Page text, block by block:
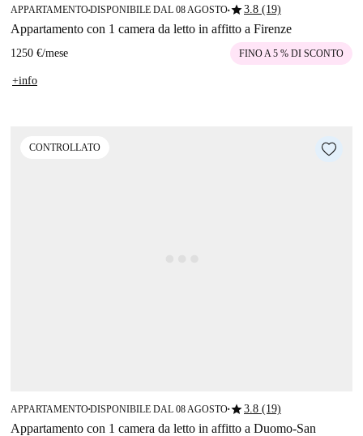
APPARTAMENTO■DISPONIBILE DAL 08 AGOSTO■star3.8 (19)
Appartamento con 1 camera da letto in affitto a Firenze
1250 €/mese FINO A 5 % DI SCONTO
+info
CONTROLLATO
APPARTAMENTO■DISPONIBILE DAL 08 AGOSTO■star3.8 (19)
Appartamento con 1 camera da letto in affitto a Duomo-San